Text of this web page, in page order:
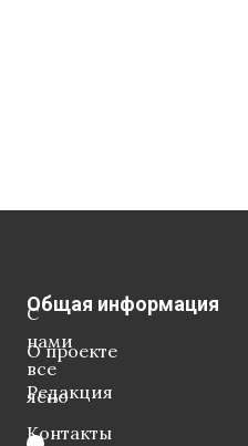
С
нами
все
ясно
Общая информация
О проекте
Редакция
Контакты